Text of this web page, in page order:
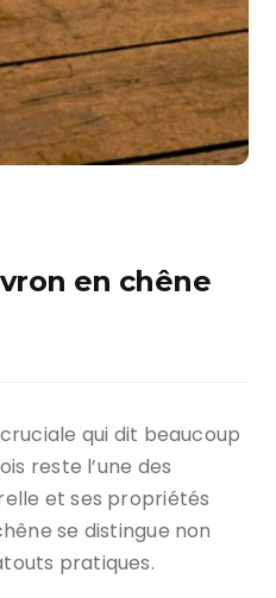
en chêne
qui dit beaucoup
reste l’une des
et ses propriétés
se distingue non
pratiques.